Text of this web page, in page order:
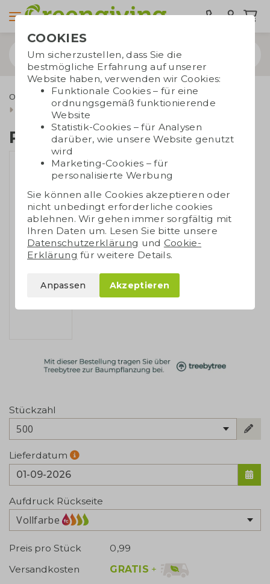
Outdoor & Freizeit
Parkscheibe
Parkscheibe
Stückzahl
500
Lieferdatum
Aufdruck Rückseite
Vollfarbe
Preis pro Stück
0,99
Versandkosten
GRATIS +
COOKIES
Um sicherzustellen, dass Sie die
bestmögliche Erfahrung auf unserer
Website haben, verwenden wir Cookies:
Funktionale Cookies – für eine
ordnungsgemäß funktionierende
Website
Statistik-Cookies – für Analysen
darüber, wie unsere Website genutzt
wird
Marketing-Cookies – für
personalisierte Werbung
Sie können alle Cookies akzeptieren oder
nicht unbedingt erforderliche cookies
ablehnen. Wir gehen immer sorgfältig mit
Ihren Daten um. Lesen Sie bitte unsere
Datenschutzerklärung und Cookie-
Erklärung für weitere Details.
Anpassen Akzeptieren